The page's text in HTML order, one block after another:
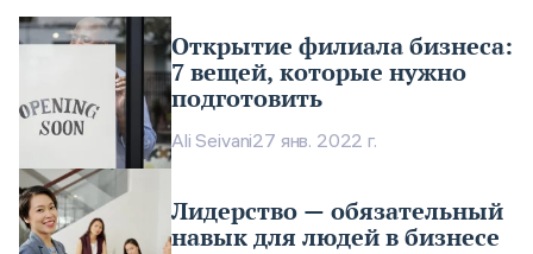
Открытие филиала бизнеса:
7 вещей, которые нужно
подготовить
Ali Seivani27 янв. 2022 г.
Лидерство — обязательный
навык для людей в бизнесе